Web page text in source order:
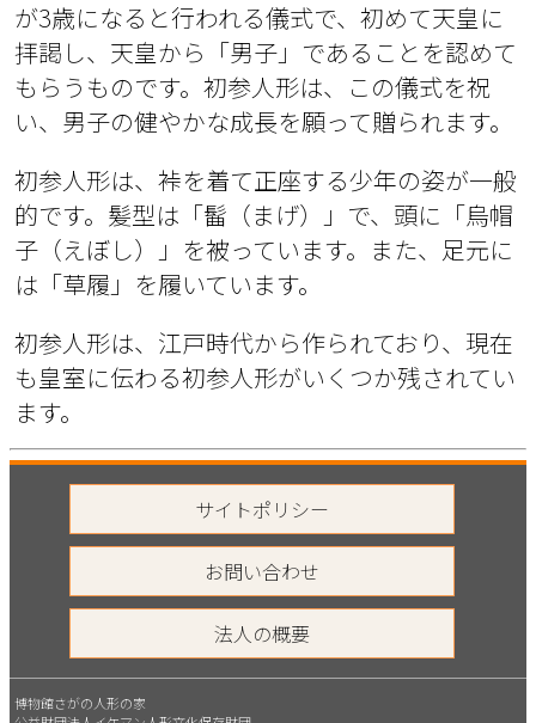
が3歳になると行われる儀式で、初めて天皇に
拝謁し、天皇から「男子」であることを認めて
もらうものです。初参人形は、この儀式を祝
い、男子の健やかな成長を願って贈られます。
初参人形は、裃を着て正座する少年の姿が一般
的です。髪型は「髷（まげ）」で、頭に「烏帽
子（えぼし）」を被っています。また、足元に
は「草履」を履いています。
初参人形は、江戸時代から作られており、現在
も皇室に伝わる初参人形がいくつか残されてい
ます。
サイトポリシー
お問い合わせ
法人の概要
博物館さがの人形の家